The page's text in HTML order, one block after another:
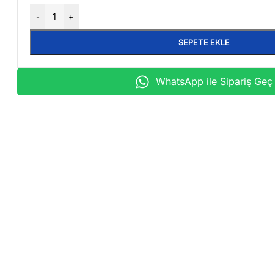
- +
SEPETE EKLE
WhatsApp ile Sipariş Geç